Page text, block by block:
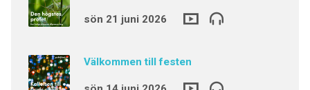
sön 21 juni 2026
Välkommen till festen